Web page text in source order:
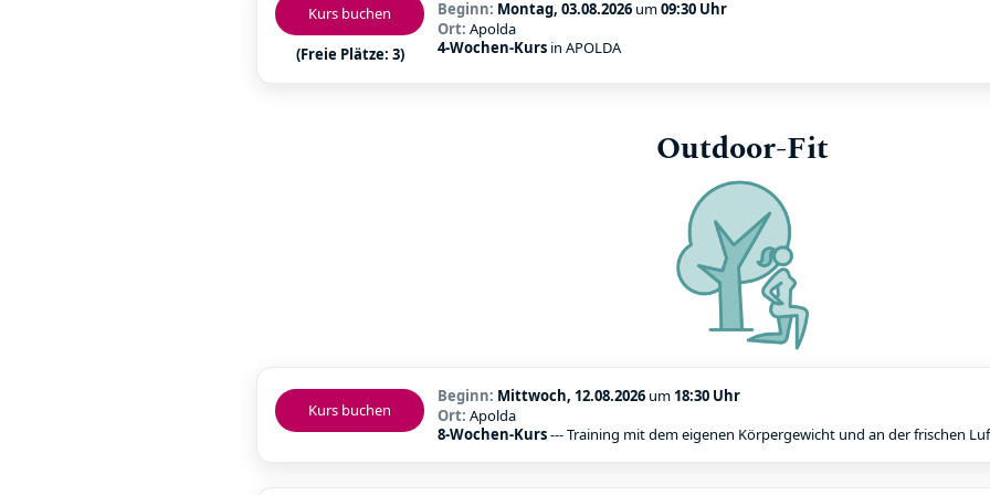
Kurs buchen
(Freie Plätze: 3)
Beginn: Montag, 03.08.2026 um09:30 Uhr
Ort: Apolda
4-Wochen-Kurs in APOLDA
Outdoor-Fit
Kurs buchen
Beginn: Mittwoch, 12.08.2026 um 18:30 Uhr
Ort: Apolda
8-Wochen-Kurs--- Training mit dem eigenen Körpergewicht und an der frischen